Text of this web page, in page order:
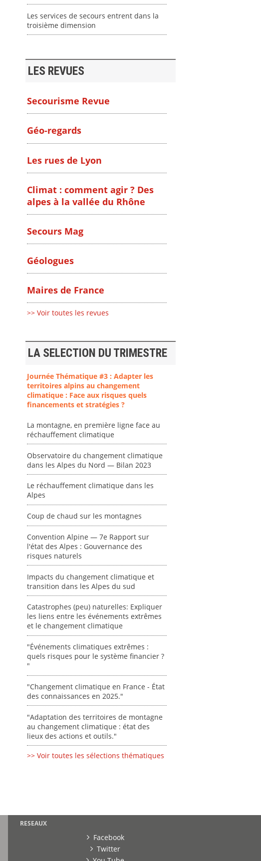
"Changement
climatique en
France - État des
connaissances en
"Plan ministériel
de gestion des
vagues de
chaleur."
0000
"Événements
extrêmes : quels
? "
Les services de secours entrent dans la
troisième dimension
LES REVUES
Secourisme Revue
Géo-regards
Les rues de Lyon
Climat : comment agir ? Des
alpes à la vallée du Rhône
Secours Mag
Géologues
Maires de France
>> Voir toutes les revues
LA SELECTION DU TRIMESTRE
Journée Thématique #3 : Adapter les
territoires alpins au changement
climatique : Face aux risques quels
financements et stratégies ?
La montagne, en première ligne face au
réchauffement climatique
Observatoire du changement climatique
dans les Alpes du Nord — Bilan 2023
Le réchauffement climatique dans les
Alpes
Coup de chaud sur les montagnes
Convention Alpine — 7e Rapport sur
l'état des Alpes : Gouvernance des
risques naturels
Impacts du changement climatique et
transition dans les Alpes du sud
Catastrophes (peu) naturelles: Expliquer
les liens entre les événements extrêmes
et le changement climatique
"Événements climatiques extrêmes :
quels risques pour le système financier ?
"
"Changement climatique en France - État
des connaissances en 2025."
"Adaptation des territoires de montagne
au changement climatique : état des
lieux des actions et outils."
>> Voir toutes les sélections thématiques
RESEAUX
Facebook
Twitter